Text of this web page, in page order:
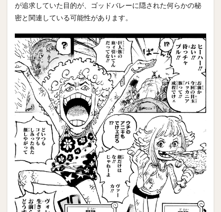
が追求していた目的が、ゴッドバレーに隠された何らかの秘
密と関連している可能性があります。